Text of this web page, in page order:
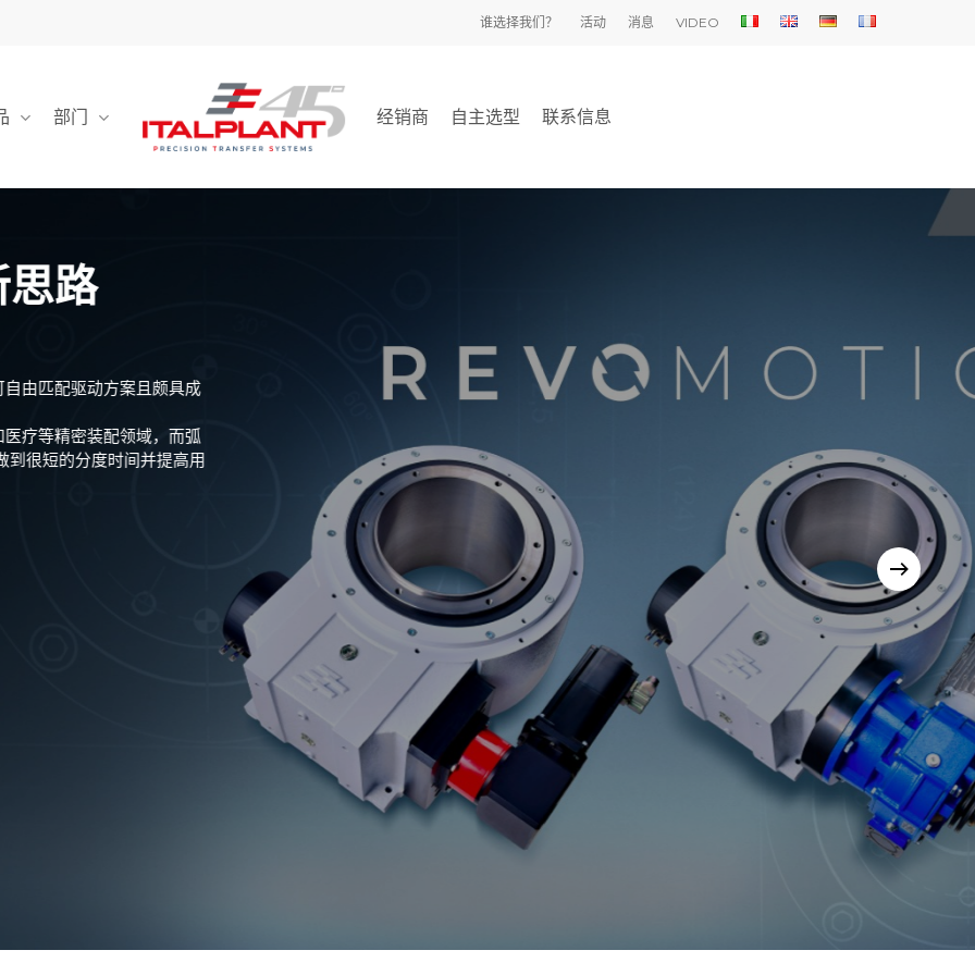
谁选择我们？ 活动 消息 VIDEO
部门 经销商 自主选型 联系信息
路
由匹配驱动方案且颇具成
疗等精密装配领域，而弧
很短的分度时间并提高用